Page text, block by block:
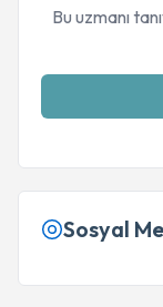
Bu uzmanı
Sosyal